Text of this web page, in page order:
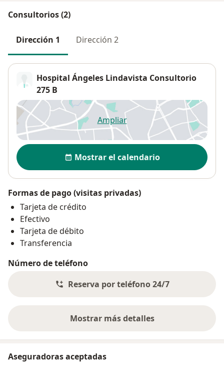
Consultorios (2)
Dirección 1 Dirección 2
Hospital Ángeles Lindavista Consultorio
275 B
Ampliarse abre en una nueva
Disponibilidad
Mostrar el calendario
Formas de pago (visitas privadas)
Tarjeta de crédito
Efectivo
Tarjeta de débito
Transferencia
Número de teléfono
Reserva por teléfono 24/7
Mostrar más detalles
sobre la dirección
Aseguradoras aceptadas